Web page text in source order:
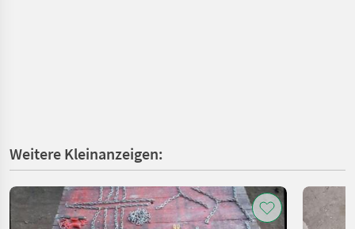
Weitere Kleinanzeigen: